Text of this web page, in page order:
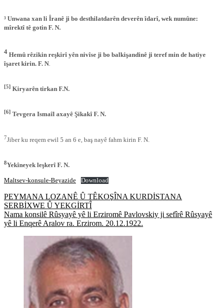
³ Unwana xan li Îranê ji bo desthilatdarên deverên îdarî, wek numûne:
mîrektî tê gotin F. N.
4 Hemû rêzikin reşkirî yên nivîse ji bo balkişandinê ji teref min de hatiye
îşaret kirin. F. N
[5] Kiryarên tirkan F.N.
[6] Tevgera Ismaîl axayê Şikakî F. N.
7Jiber ku reqem ewil 5 an 6 e, baş nayê fahm kirin F. N.
8Yekîneyek leşkerî F. N.
Maltsev-konsule-Beyazide Download
Post
navigation
PEYMANA LOZANÊ Û TÊKOŞÎNA KURDİSTANA
SERBİXWE Û YEKGİRTÎ
Nama konsilê Rûsyayê yê li Erziromê Pavlovskiy ji sefîrê Rûsyayê
yê li Enqerê Aralov ra. Erzirom. 20.12.1922.